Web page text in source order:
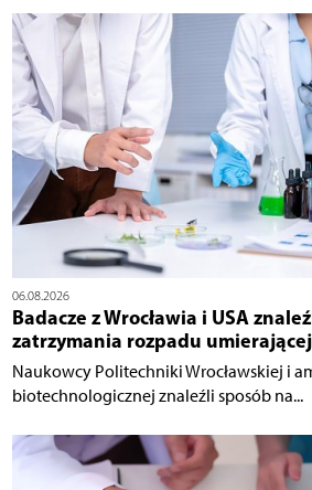
06.08.2026
Badacze z Wrocławia i USA
zatrzymania rozpadu
Naukowcy Politechniki Wrocławskiej i
biotechnologicznej znaleźli sposób na...